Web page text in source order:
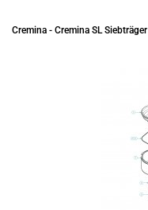
Cremina - Cremina SL Siebträger